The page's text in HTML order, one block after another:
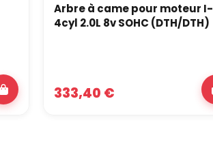
Arbre à came pour moteur I-
4cyl 2.0L 8v SOHC (DTH/DTH)
333,40 €